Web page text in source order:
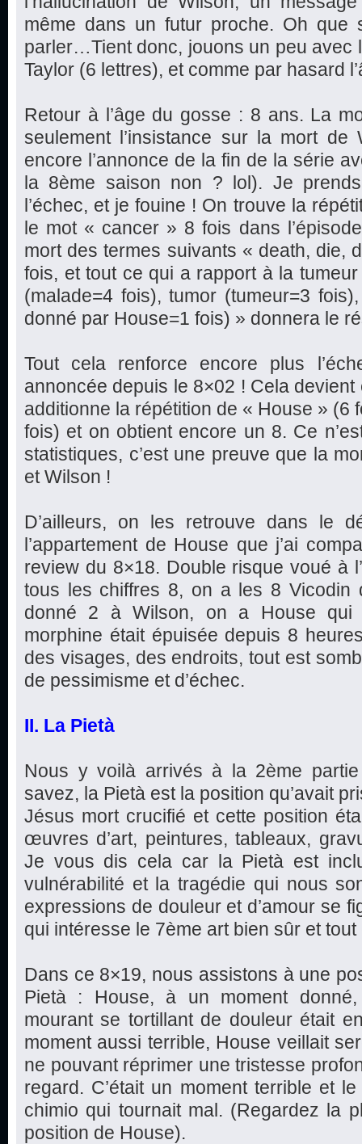
même dans un futur proche. Oh
parler…Tient donc, jouons un peu avec
Taylor (6 lettres), et comme par hasard
Retour à l’âge du gosse : 8 ans. La
seulement l’insistance sur la mort de
encore l’annonce de la fin de la série
la 8ème saison non ? lol). Je
l’échec, et je fouine ! On trouve la
le mot « cancer » 8 fois dans
mort des termes suivants « death, die,
fois, et tout ce qui a rapport à la
(malade=4 fois), tumor (tumeur=3
donné par House=1 fois) » donnera le
Tout cela renforce encore plus
annoncée depuis le 8×02 ! Cela
additionne la répétition de « House » (6
fois) et on obtient encore un 8. Ce
statistiques, c’est une preuve que la
et Wilson !
D’ailleurs, on les retrouve dans le
l’appartement de House que j’ai
review du 8×18. Double risque voué à
tous les chiffres 8, on a les 8 Vicodin
donné 2 à Wilson, on a House qui
morphine était épuisée depuis 8
des visages, des endroits, tout est
de pessimisme et d’échec.
II. La Pietà
Nous y voilà arrivés à la 2ème
savez, la Pietà est la position qu’avait
Jésus mort crucifié et cette position
œuvres d’art, peintures, tableaux,
Je vous dis cela car la Pietà est
vulnérabilité et la tragédie qui nous
expressions de douleur et d’amour se
qui intéresse le 7ème art bien sûr et
Dans ce 8×19, nous assistons à une
Pietà : House, à un moment
mourant se tortillant de douleur était
moment aussi terrible, House veillait
ne pouvant réprimer une tristesse
regard. C’était un moment terrible et
chimio qui tournait mal. (Regardez la
position de House).